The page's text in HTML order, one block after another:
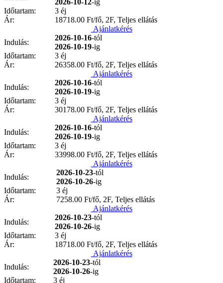
Időtartam:
3 éj
Ár:
18718.00 Ft/fő, 2F, Teljes ellátás
Ajánlatkérés
Indulás:
2026-10-16-tól
2026-10-19-ig
Időtartam:
3 éj
Ár:
26358.00 Ft/fő, 2F, Teljes ellátás
Ajánlatkérés
Indulás:
2026-10-16-tól
2026-10-19-ig
Időtartam:
3 éj
Ár:
30178.00 Ft/fő, 2F, Teljes ellátás
Ajánlatkérés
Indulás:
2026-10-16-tól
2026-10-19-ig
Időtartam:
3 éj
Ár:
33998.00 Ft/fő, 2F, Teljes ellátás
Ajánlatkérés
Indulás:
2026-10-23-tól
2026-10-26-ig
Időtartam:
3 éj
Ár:
7258.00 Ft/fő, 2F, Teljes ellátás
Ajánlatkérés
Indulás:
2026-10-23-tól
2026-10-26-ig
Időtartam:
3 éj
Ár:
18718.00 Ft/fő, 2F, Teljes ellátás
Ajánlatkérés
Indulás:
2026-10-23-tól
2026-10-26-ig
Időtartam:
3 éj